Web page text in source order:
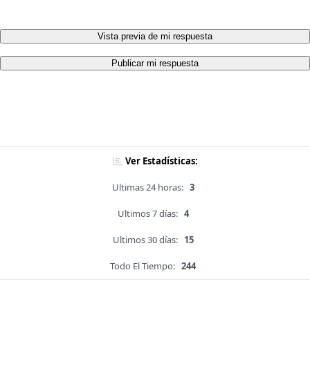
Vista previa de mi respuesta
Publicar mi respuesta
Ver Estadísticas:
Ultimas 24 horas: 3
Ultimos 7 días: 4
Ultimos 30 días: 15
Todo El Tiempo: 244